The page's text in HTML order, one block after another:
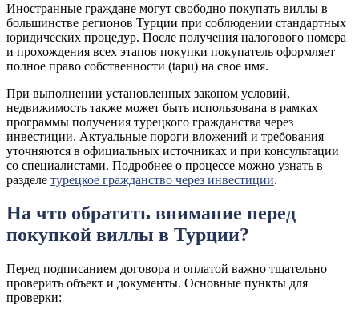
Иностранные граждане могут свободно покупать виллы в
большинстве регионов Турции при соблюдении стандартных
юридических процедур. После получения налогового номера
и прохождения всех этапов покупки покупатель оформляет
полное право собственности (tapu) на свое имя.
При выполнении установленных законом условий,
недвижимость также может быть использована в рамках
программы получения турецкого гражданства через
инвестиции. Актуальные пороги вложений и требования
уточняются в официальных источниках и при консультации
со специалистами. Подробнее о процессе можно узнать в
разделе турецкое гражданство через инвестиции.
На что обратить внимание перед
покупкой виллы в Турции?
Перед подписанием договора и оплатой важно тщательно
проверить объект и документы. Основные пункты для
проверки: